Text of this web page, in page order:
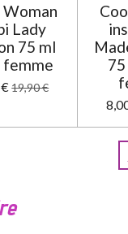
Woman
Lady
75 ml
femme
19,90 €